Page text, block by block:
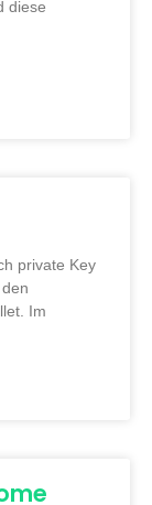
diese
private Key
Im